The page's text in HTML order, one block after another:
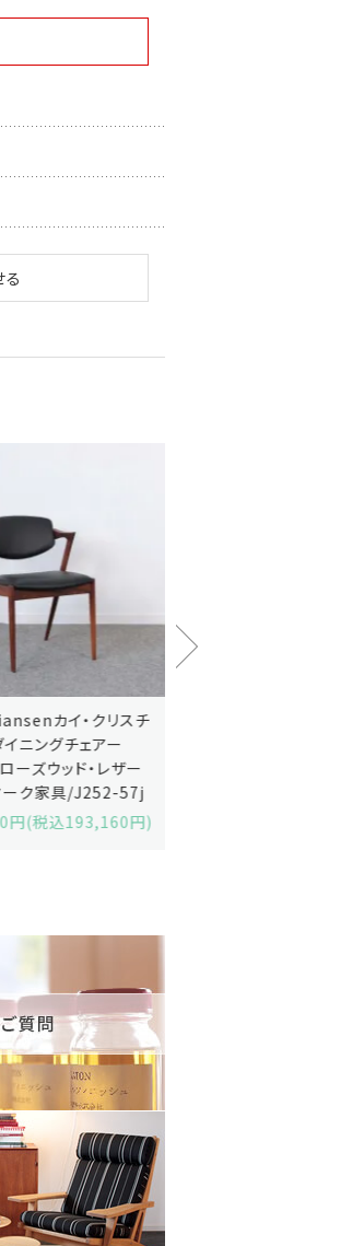
カイ・クリスチ
ニングチェアー
ーズウッド・レザー
ク家具/J252-57j
(税込193,160円)